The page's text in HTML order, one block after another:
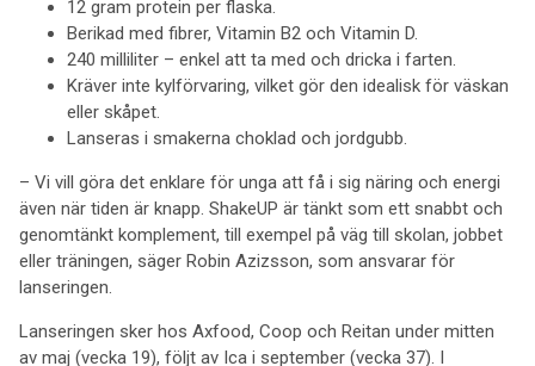
12 gram protein per flaska.
Berikad med fibrer, Vitamin B2 och Vitamin D.
240 milliliter – enkel att ta med och dricka i farten.
Kräver inte kylförvaring, vilket gör den idealisk för väskan
eller skåpet.
Lanseras i smakerna choklad och jordgubb.
– Vi vill göra det enklare för unga att få i sig näring och energi
även när tiden är knapp. ShakeUP är tänkt som ett snabbt och
genomtänkt komplement, till exempel på väg till skolan, jobbet
eller träningen, säger Robin Azizsson, som ansvarar för
lanseringen.
Lanseringen sker hos Axfood, Coop och Reitan under mitten
av maj (vecka 19), följt av Ica i september (vecka 37). I